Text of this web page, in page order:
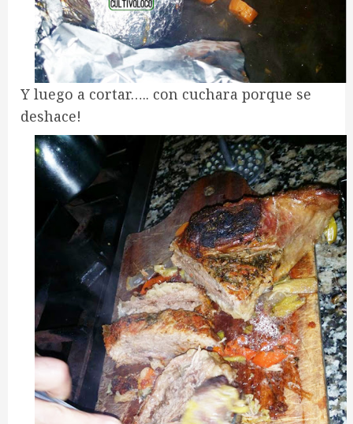
Y luego a cortar….. con cuchara porque se
deshace!